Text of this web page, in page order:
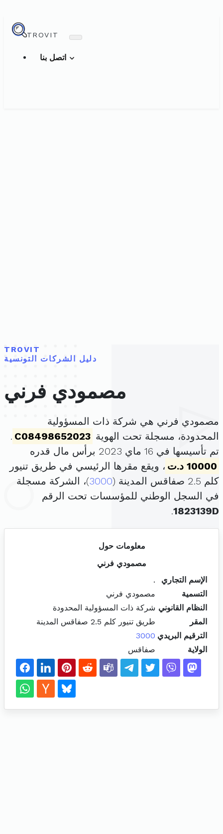
TROVIT
TROVIT
دليل الشركات التونسية
مصمودي فرني
مصمودي فرني هي شركة ذات المسؤولية
المحدودة، مسجلة تحت الهوية C08498652023
.
تم تأسيسها في 16 ماي 2023 برأس مال قدره
10000 د.ت
، ويقع مقرها الرئيسي في طريق تنيور
كلم 2.5 صفاقس المدينة (
3000)، الشركة مسجلة
في السجل الوطني للمؤسسات تحت الرقم
1823139D
.
معلومات حول
مصمودي فرني
الإسم التجاري
.
التسمية
مصمودي فرني
النظام القانوني شركة ذات المسؤولية المحدودة
المقر
طريق تنيور كلم 2.5 صفاقس المدينة
الترقيم البريدي 3000
الولاية
صفاقس